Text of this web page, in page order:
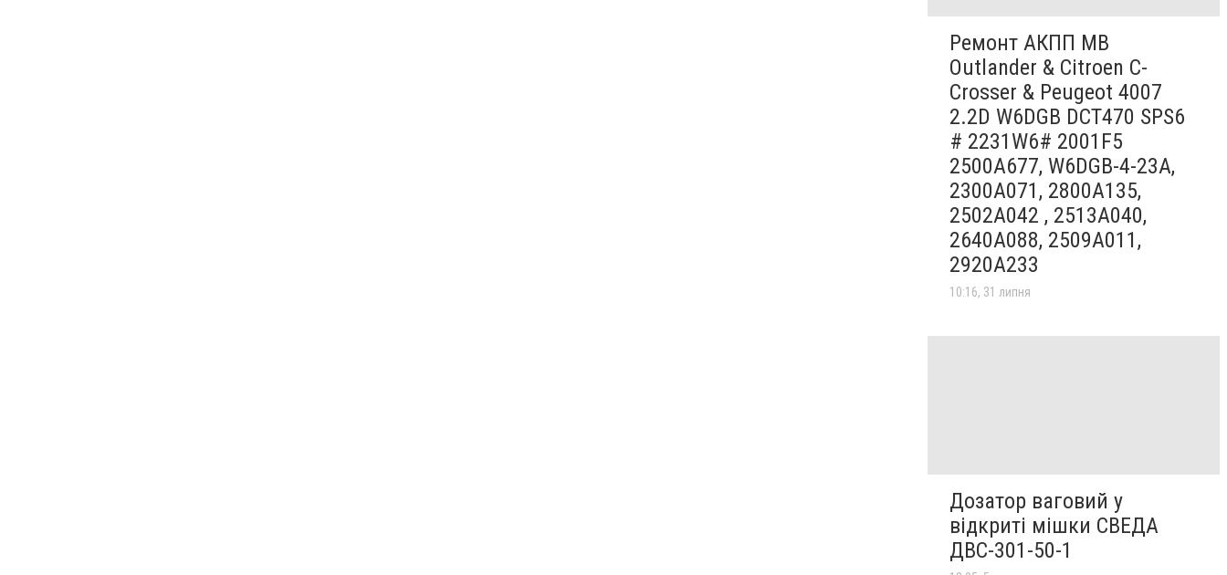
Ремонт АКПП MB
Outlander & Citroen C-
Crosser & Peugeot 4007
2.2D W6DGB DCT470 SPS6
# 2231W6# 2001F5
2500A677, W6DGB-4-23A,
2300A071, 2800A135,
2502A042 , 2513A040,
2640A088, 2509A011,
2920A233
10:16, 31 липня
Дозатор ваговий у
відкриті мішки СВЕДА
ДВС-301-50-1